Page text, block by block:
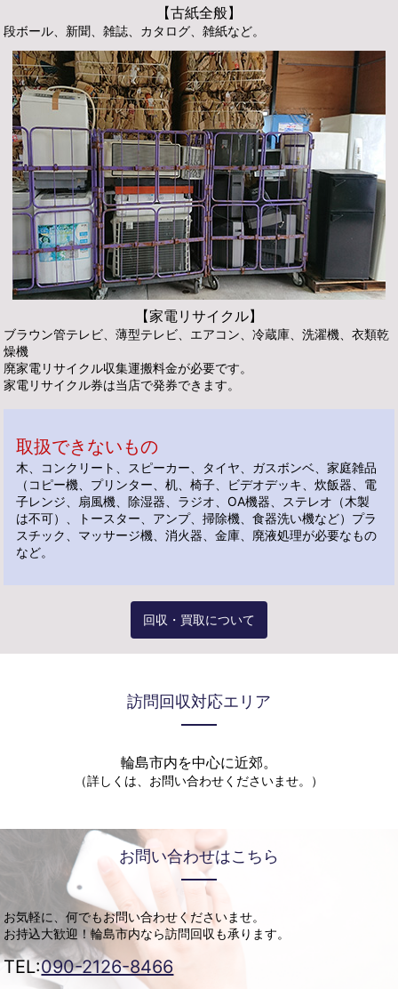
【古紙全般】
段ボール、新聞、雑誌、カタログ、雑紙など。
【家電リサイクル】
ブラウン管テレビ、薄型テレビ、エアコン、冷蔵庫、洗濯機、衣類乾
燥機
廃家電リサイクル収集運搬料金が必要です。
家電リサイクル券は当店で発券できます。
取扱できないもの
木、コンクリート、スピーカー、タイヤ、ガスボンベ、家庭雑品
（コピー機、プリンター、机、椅子、ビデオデッキ、炊飯器、電
子レンジ、扇風機、除湿器、 ラジオ、OA機器、ステレオ（木製
は不可）、トースター、アンプ、掃除機、食器洗い機など） プラ
スチック、マッサージ機、消火器、金庫、廃液処理が必要なもの
など。
回収・買取について
訪問回収対応エリア
輪島市内を中心に近郊。
（詳しくは、お問い合わせくださいませ。）
お問い合わせはこちら
お気軽に、何でもお問い合わせくださいませ。
お持込大歓迎！輪島市内なら訪問回収も承ります。
TEL:090-2126-8466